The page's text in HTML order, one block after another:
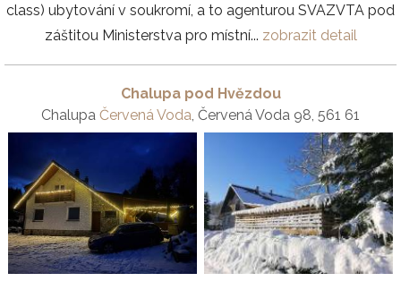
class) ubytování v soukromí, a to agenturou SVAZVTA pod
záštitou Ministerstva pro místní... zobrazit detail
Chalupa pod Hvězdou
Chalupa Červená Voda , Červená Voda 98, 561 61